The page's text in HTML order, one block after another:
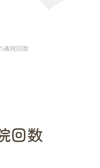
通院回数
回数